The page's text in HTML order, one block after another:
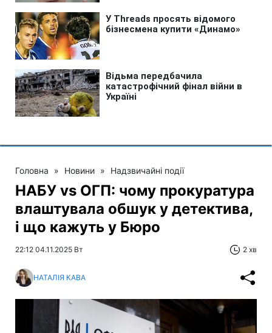
Головна » Новини » Надзвичайні події
НАБУ vs ОГП: чому прокуратура
влаштувала обшук у детектива,
і що кажуть у Бюро
22:12 04.11.2025 Вт 2 хв
НАТАЛІЯ КАВА